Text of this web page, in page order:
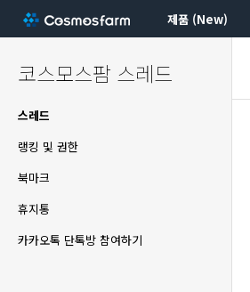
제품 (New)
코스모스팜 스레드
스레드
랭킹 및 권한
북마크
휴지통
카카오톡 단톡방 참여하기